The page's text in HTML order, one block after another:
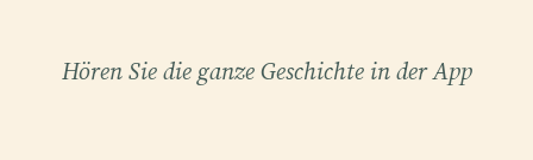
Hören Sie die ganze Geschichte in der App